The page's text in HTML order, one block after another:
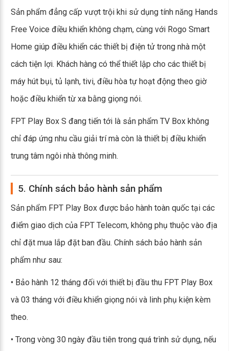
Sản phẩm đẳng cấp vượt trội khi sử dụng tính năng Hands
Free Voice điều khiển không chạm, cùng với Rogo Smart
Home giúp điều khiển các thiết bị điện tử trong nhà một
cách tiện lợi. Khách hàng có thể thiết lập cho các thiết bị
máy hút bụi, tủ lạnh, tivi, điều hòa tự hoạt động theo giờ
hoặc điều khiển từ xa bằng giọng nói.
FPT Play Box S đang tiến tới là sản phẩm TV Box không
chỉ đáp ứng nhu cầu giải trí mà còn là thiết bị điều khiển
trung tâm ngôi nhà thông minh.
5. Chính sách bảo hành sản phẩm
Sản phẩm FPT Play Box được bảo hành toàn quốc tại các
điểm giao dịch của FPT Telecom, không phụ thuộc vào địa
chỉ đặt mua lắp đặt ban đầu. Chính sách bảo hành sản
phẩm như sau:
• Bảo hành 12 tháng đối với thiết bị đầu thu FPT Play Box
và 03 tháng với điều khiển giọng nói và linh phụ kiện kèm
theo.
• Trong vòng 30 ngày đầu tiên trong quá trình sử dụng, nếu